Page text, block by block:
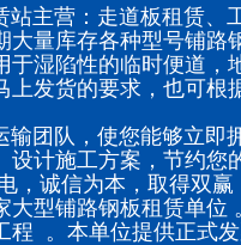
主营：走道板租赁、
大量库存各种型号铺路
于湿陷性的临时便道
发货的要求，也可根
队，使您能够立即
设计施工方案，节约您
，诚信为本，取得双
大型铺路钢板租赁单
程 。本单位提供正式